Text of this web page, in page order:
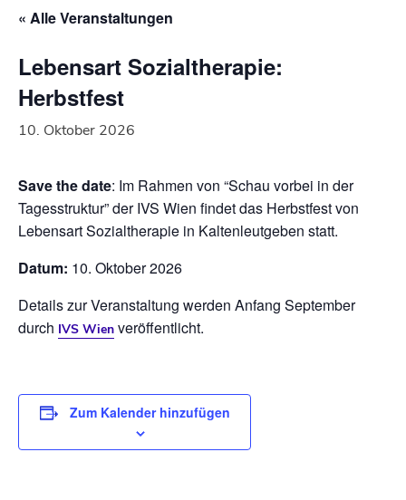
« Alle Veranstaltungen
Lebensart Sozialtherapie:
Herbstfest
10. Oktober 2026
Save the date: Im Rahmen von “Schau vorbei in der
Tagesstruktur” der IVS Wien findet das Herbstfest von
Lebensart Sozialtherapie in Kaltenleutgeben statt.
Datum: 10. Oktober 2026
Details zur Veranstaltung werden Anfang September
durch IVS Wien veröffentlicht.
Zum Kalender hinzufügen